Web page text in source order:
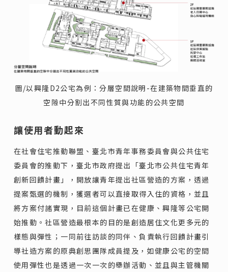
圖/以興隆D2公宅為例：分層空間說明-在建築物間垂直的
空隙中分割出不同性質與功能的公共空間
讓使用者動起來
在社會住宅推動聯盟、臺北市青年事務委員會與公共住宅
委員會的推動下，臺北市政府提出「臺北市公共住宅青年
創新回饋計畫」，開放讓青年提出社區營造的方案，透過
提案甄選的機制，獲選者可以直接取得入住的資格，並且
將方案付諸實現，目前這個計畫已在健康、興隆等公宅開
始推動。社區營造最根本的目的是創造居住文化更多元的
樣態與彈性；一同前往訪談的同伴、負責執行回饋計畫引
導社造方案的原典創思團隊成員提及，如健康公宅的空間
使用彈性也是透過一次一次的舉辦活動、並且與主管機關